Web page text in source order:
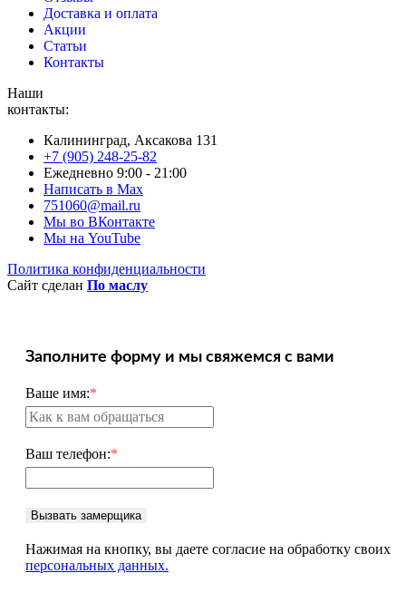
Доставка и оплата
Акции
Статьи
Контакты
Наши
контакты:
Калининград, Аксакова 131
+7 (905) 248-25-82
Ежедневно 9:00 - 21:00
Написать в Max
751060@mail.ru
Мы во ВКонтакте
Мы на YouTube
Политика конфиденциальности
Сайт сделан По маслу
Заполните форму и мы свяжемся с вами
Ваше имя:*
Ваш телефон:*
Вызвать замерщика
Нажимая на кнопку, вы даете согласие на обработку своих
персональных данных.